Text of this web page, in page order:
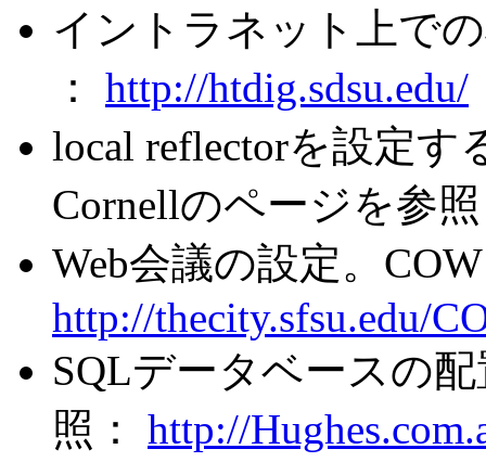
イントラネット上で
： http://htdig.sdsu.edu/
local reflectorを設定す
Cornellのページを参
Web会議の設定。
http://thecity.sfsu.edu/
SQLデータベースの
照： http://